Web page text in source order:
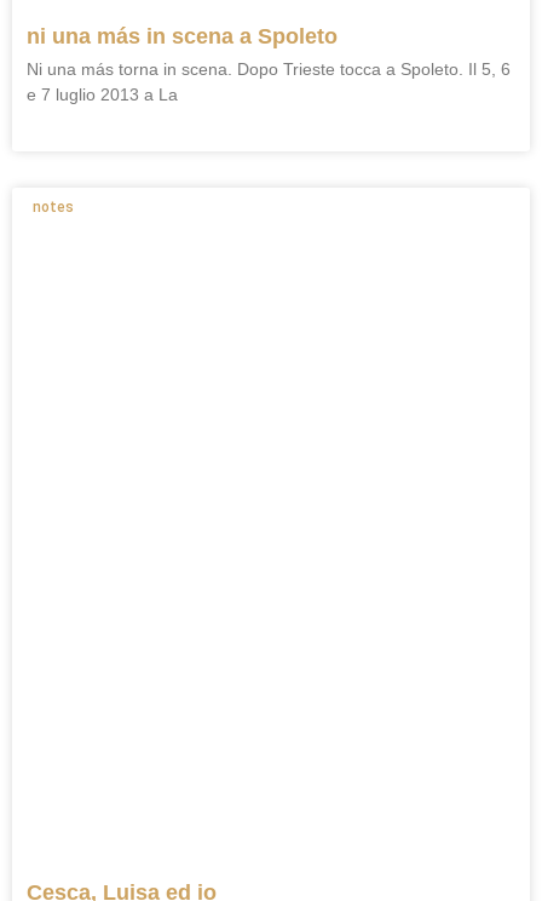
ni una más in scena a Spoleto
Ni una más torna in scena. Dopo Trieste tocca a Spoleto. Il 5, 6
e 7 luglio 2013 a La
notes
Cesca, Luisa ed io